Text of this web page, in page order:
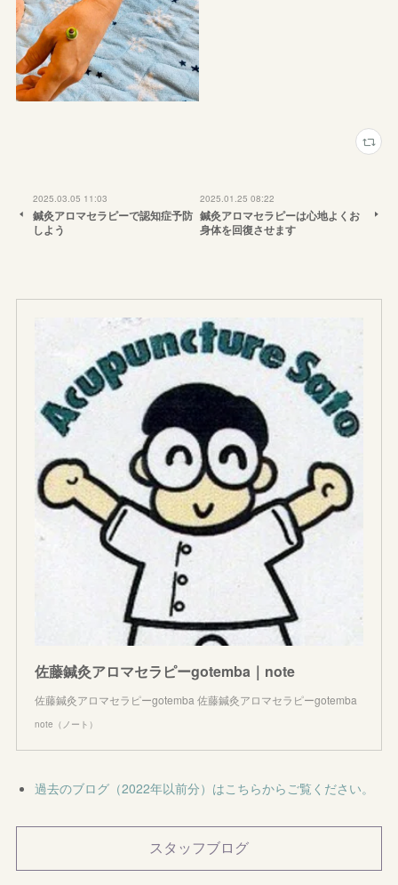
2025.03.05 11:03
鍼灸アロマセラピーで認知症予防
しよう
2025.01.25 08:22
鍼灸アロマセラピーは心地よくお
身体を回復させます
佐藤鍼灸アロマセラピーgotemba｜note
佐藤鍼灸アロマセラピーgotemba 佐藤鍼灸アロマセラピーgotemba
note（ノート）
過去のブログ（2022年以前分）はこちらからご覧ください。
スタッフブログ